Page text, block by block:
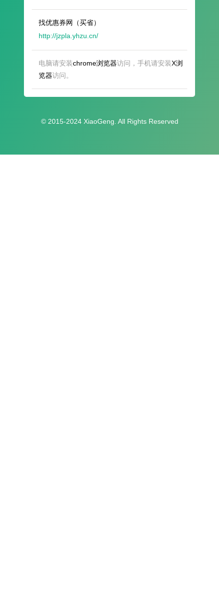
找优惠券网（买省）
http://jzpla.yhzu.cn/
电脑请安装chrome浏览器访问，手机请安装X浏
览器访问。
© 2015-2024 XiaoGeng. All Rights Reserved